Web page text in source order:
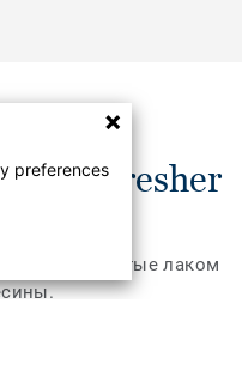
Refresher
покрытые лаком
preferences